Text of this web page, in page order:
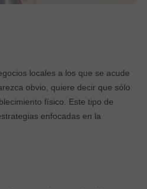
locales a los que se acude
obvio, quiere decir que sólo
físico. Este tipo de
enfocadas en la